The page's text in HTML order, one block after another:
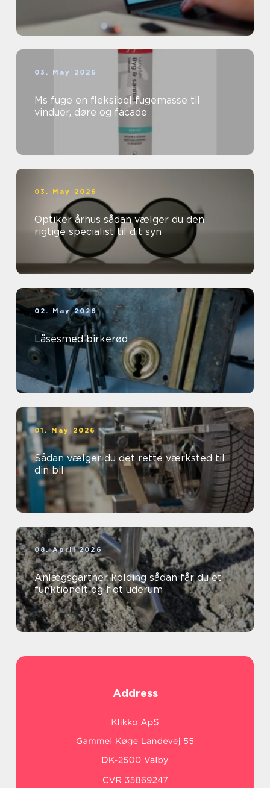
03. May 2026
Ms fuge en fleksibel fugemasse til
vinduer, døre og facade
03. May 2026
Optiker århus sådan vælger du den
rigtige specialist til dit syn
02. May 2026
Låsesmed birkerød
01. May 2026
Sådan vælger du det rette værksted til
din bil
08. April 2026
Anlægsgartner kolding sådan får du et
funktionelt og flot uderum
Address